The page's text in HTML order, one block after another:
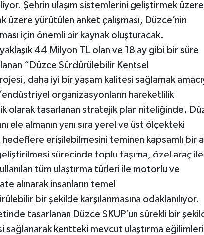
Şehrin ulaşım sistemlerini geliştirmek üzere
üzere yürütülen anket çalışması, Düzce’nin
için önemli bir kaynak oluşturacak.
44 Milyon TL olan ve 18 ay gibi bir süre
“Düzce Sürdürülebilir Kentsel
daha iyi bir yaşam kalitesi sağlamak
organizasyonların hareketlilik
olarak tasarlanan stratejik plan niteliğinde.
ele almanın yanı sıra yerel ve üst ölçekteki
erişilebilmesini teminen kapsamlı bir
sürecinde toplu taşıma, özel araç ile
tüm ulaştırma türleri ile motorlu ve
alınarak insanların temel
bir şekilde karşılanmasına odaklanılıyor.
tasarlanan Düzce SKUP’un sürekli bir
sağlanarak kentteki mevcut ulaştırma